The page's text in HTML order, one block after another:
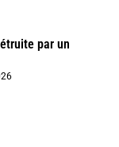
par un